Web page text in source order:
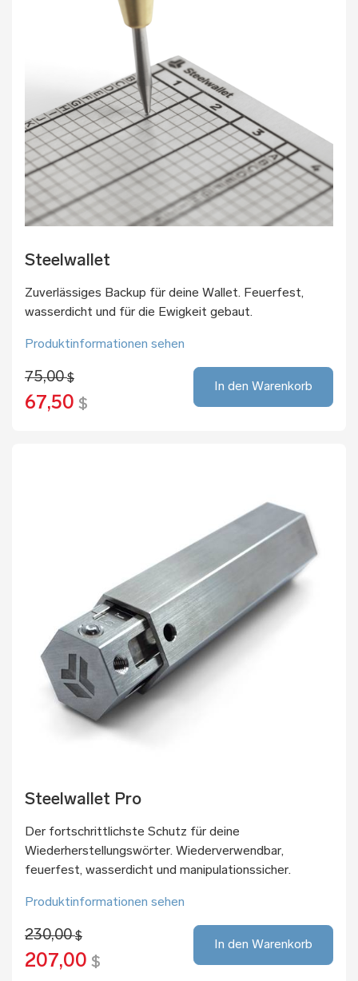
Steelwallet
Zuverlässiges Backup für deine Wallet. Feuerfest,
wasserdicht und für die Ewigkeit gebaut.
Produktinformationen sehen
75,00$
67,50 $
In den Warenkorb
Steelwallet Pro
Der fortschrittlichste Schutz für deine
Wiederherstellungswörter. Wiederverwendbar,
feuerfest, wasserdicht und manipulationssicher.
Produktinformationen sehen
230,00$
207,00 $
In den Warenkorb